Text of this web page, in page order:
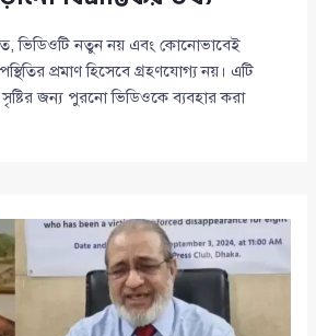
ভিডিওটি নতুন নয় এবং কোনোভাবেই
প্রমাণ হিসেবে গ্রহণযোগ্য নয়। এটি
সৃষ্টির জন্য পুরনো ভিডিওকে ব্যবহার করা